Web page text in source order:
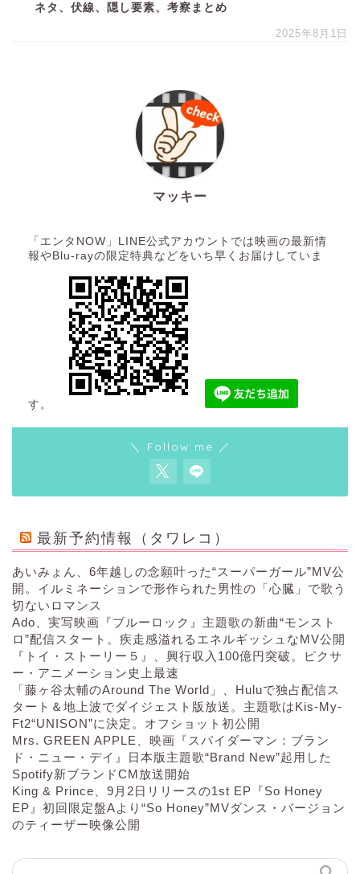
ネタ、伏線、隠し要素、考察まとめ
2025年8月1日
マッキー
「エンタNOW」LINE公式アカウントでは映画の最新情
報やBlu-rayの限定特典などをいち早くお届けしていま
す。
＼ Follow me ／
最新予約情報（タワレコ）
あいみょん、6年越しの念願叶った“スーパーガール”MV公
開。イルミネーションで形作られた男性の「心臓」で歌う
切ないロマンス
Ado、実写映画『ブルーロック』主題歌の新曲“モンスト
ロ”配信スタート。疾走感溢れるエネルギッシュなMV公開
『トイ・ストーリー５』、興行収入100億円突破。ピクサ
ー・アニメーション史上最速
「藤ヶ谷太輔のAround The World」、Huluで独占配信ス
タート＆地上波でダイジェスト版放送。主題歌はKis-My-
Ft2“UNISON”に決定。オフショット初公開
Mrs. GREEN APPLE、映画『スパイダーマン：ブラン
ド・ニュー・デイ』日本版主題歌“Brand New”起用した
Spotify新ブランドCM放送開始
King & Prince、9月2日リリースの1st EP『So Honey
EP』初回限定盤Aより“So Honey”MVダンス・バージョン
のティーザー映像公開